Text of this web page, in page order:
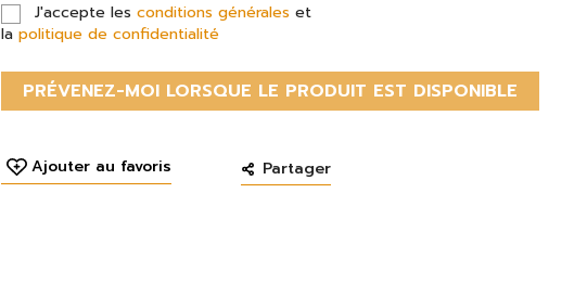
J'accepte lesconditions générales et
lapolitique de confidentialité
PRÉVENEZ-MOI LORSQUE LE PRODUIT EST DISPONIBLE
Ajouter au favoris Partager